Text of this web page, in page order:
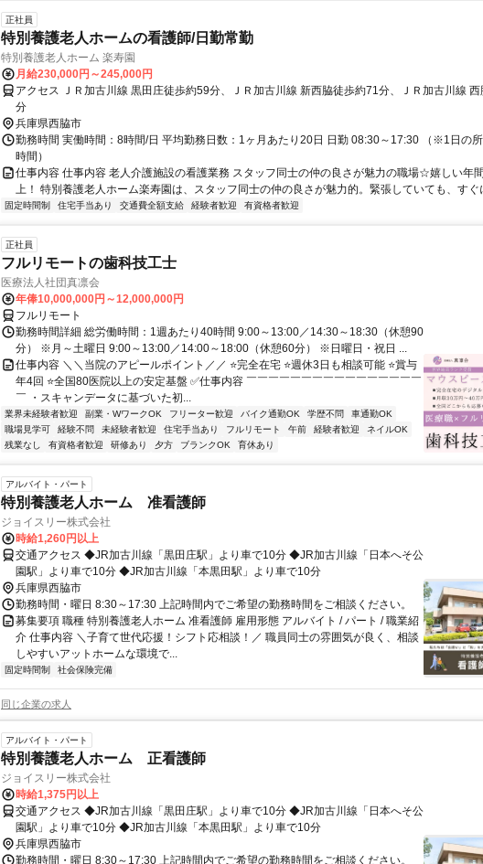
正社員
特別養護老人ホームの看護師/日勤常勤
特別養護老人ホーム 楽寿園
月給230,000円～245,000円
アクセス ＪＲ加古川線 黒田庄徒歩約59分、ＪＲ加古川線 新西脇徒歩約71分、ＪＲ加古川線
分
兵庫県西脇市
勤務時間 実働時間：8時間/日 平均勤務日数：1ヶ月あたり20日 日勤 08:30～17:30 （※1日の
時間）
仕事内容 仕事内容 老人介護施設の看護業務 スタッフ同士の仲の良さが魅力の職場☆嬉しい年
上！ 特別養護老人ホーム楽寿園は、スタッフ同士の仲の良さが魅力的。緊張していても、すぐ
固定時間制 住宅手当あり 交通費全額支給 経験者歓迎 有資格者歓迎
正社員
フルリモートの歯科技工士
医療法人社団真凛会
年俸10,000,000円～12,000,000円
フルリモート
勤務時間詳細 総労働時間：1週あたり40時間 9:00～13:00／14:30～18:30（休憩90
分） ※月～土曜日 9:00～13:00／14:00～18:00（休憩60分） ※日曜日・祝日 ...
仕事内容 ＼＼当院のアピールポイント／／ ⭐完全在宅 ⭐週休3日も相談可能 ⭐賞与
年4回 ⭐全国80医院以上の安定基盤 ✅仕事内容 ￣￣￣￣￣￣￣￣￣￣￣￣￣￣￣￣
￣ ・スキャンデータに基づいた初...
業界未経験者歓迎 副業・WワークOK フリーター歓迎 バイク通勤OK 学歴不問
車通勤OK
職場見学可
経験不問 未経験者歓迎 住宅手当あり フルリモート 午前 経験者歓迎
ネイルOK
残業なし
有資格者歓迎 研修あり 夕方 ブランクOK 育休あり
アルバイト・パート
特別養護老人ホーム 准看護師
ジョイスリー株式会社
時給1,260円以上
交通アクセス ◆JR加古川線「黒田庄駅」より車で10分 ◆JR加古川線「日本へそ公
園駅」より車で10分 ◆JR加古川線「本黒田駅」より車で10分
兵庫県西脇市
勤務時間・曜日 8:30～17:30 上記時間内でご希望の勤務時間をご相談ください。
募集要項 職種 特別養護老人ホーム 准看護師 雇用形態 アルバイト / パート / 職業紹
介 仕事内容 ＼子育て世代応援！シフト応相談！／ 職員同士の雰囲気が良く、相談
しやすいアットホームな環境で...
固定時間制 社会保険完備
同じ企業の求人
アルバイト・パート
特別養護老人ホーム 正看護師
ジョイスリー株式会社
時給1,375円以上
交通アクセス ◆JR加古川線「黒田庄駅」より車で10分 ◆JR加古川線「日本へそ公
園駅」より車で10分 ◆JR加古川線「本黒田駅」より車で10分
兵庫県西脇市
勤務時間・曜日 8:30～17:30 上記時間内でご希望の勤務時間をご相談ください。